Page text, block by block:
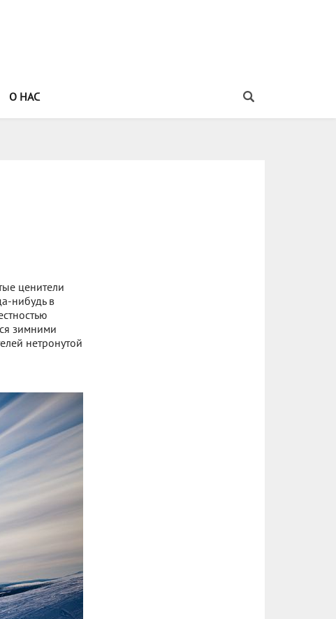
О НАС
ценители
нибудь в
зимними
нетронутой